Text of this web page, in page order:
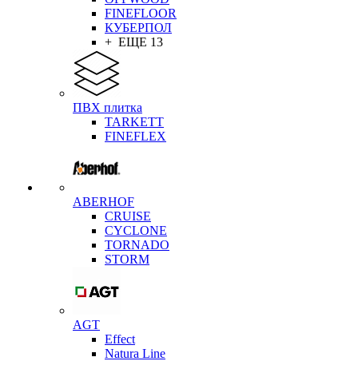
FINEFLOOR
КУБЕРПОЛ
+ ЕЩЕ 13
ПВХ плитка
TARKETT
FINEFLEX
ABERHOF
CRUISE
CYCLONE
TORNADO
STORM
AGT
Effect
Natura Line